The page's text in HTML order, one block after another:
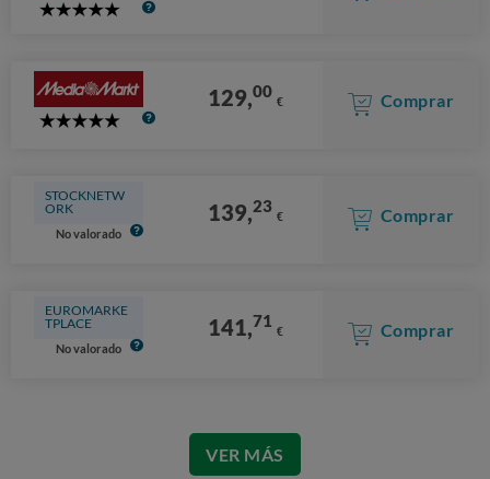
5
5
129,00 € Comprar
STOCKNETW
ORK
No valorado
139,23 € Comprar
EUROMARKE
TPLACE
No valorado
141,71 € Comprar
VER MÁS